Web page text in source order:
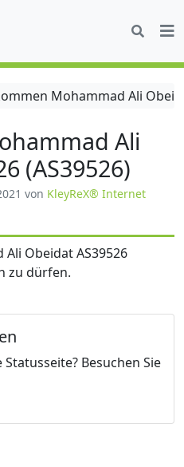
Mohammad Ali
Ali
(AS39526)
von KleyReX® Internet
Obeidat AS39526
zu dürfen.
Besuchen Sie